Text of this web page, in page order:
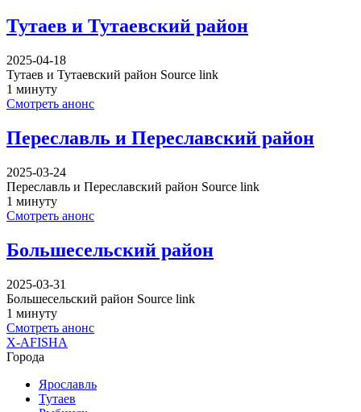
Тутаев и Тутаевский район
2025-04-18
Тутаев и Тутаевский район Source link
1 минуту
Смотреть анонс
Переславль и Переславский район
2025-03-24
Переславль и Переславский район Source link
1 минуту
Смотреть анонс
Большесельский район
2025-03-31
Большесельский район Source link
1 минуту
Смотреть анонс
X-AFISHA
Города
Ярославль
Тутаев